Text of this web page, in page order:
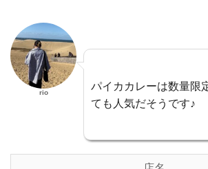
rio
パイカカレーは数量限
ても人気だそうです♪